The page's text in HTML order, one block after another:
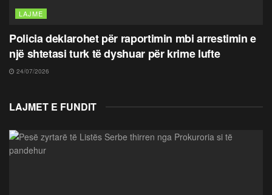
LAJME
Policia deklarohet për raportimin mbi arrestimin e
një shtetasi turk të dyshuar për krime lufte
24/07/2026
LAJMET E FUNDIT